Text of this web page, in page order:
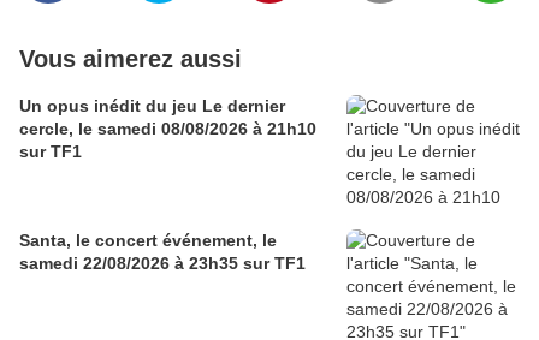
Vous aimerez aussi
Un opus inédit du jeu Le dernier
cercle, le samedi 08/08/2026 à 21h10
sur TF1
Santa, le concert événement, le
samedi 22/08/2026 à 23h35 sur TF1